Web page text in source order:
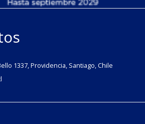
1337, Providencia, Santiago, Chile